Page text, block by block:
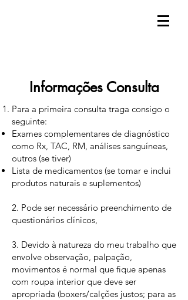
Informações Consulta
Para a primeira consulta traga consigo o
seguinte:
Exames complementares de diagnóstico
como Rx, TAC, RM, análises sanguíneas,
outros (se tiver)
Lista de medicamentos (se tomar e inclui
produtos naturais e suplementos)
2. Pode ser necessário preenchimento de
questionários clínicos,
3. Devido à natureza do meu trabalho que
envolve observação, palpação,
movimentos é normal que fique apenas
com roupa interior que deve ser
apropriada (boxers/calções justos; para as